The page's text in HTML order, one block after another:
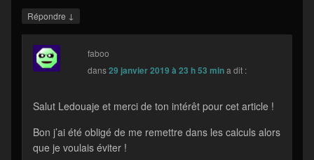
Répondre ↓
faboo
dans29 janvier 2019 à 23 h 53 mina dit :
Salut Ledouaje et merci de ton intérêt pour cet article !
Bon j’ai été obligé de me remettre dans les calculs alors
que je voulais éviter !